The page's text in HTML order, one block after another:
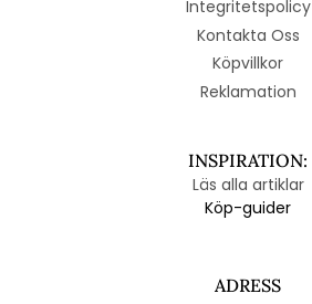
Integritetspolicy
Kontakta Oss
Köpvillkor
Reklamation
INSPIRATION:
Läs alla artiklar
Köp-guider
ADRESS